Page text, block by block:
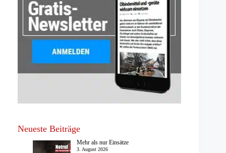
Neueste Beiträge
Mehr als nur Einsätze
3. August 2026